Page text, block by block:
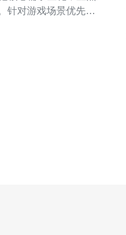
针对游戏场景优先考
择高主频与更多缓存